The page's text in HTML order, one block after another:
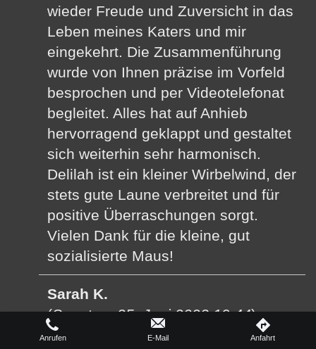
wieder Freude und Zuversicht in das
Leben meines Katers und mir
eingekehrt. Die Zusammenführung
wurde von Ihnen präzise im Vorfeld
besprochen und per Videotelefonat
begleitet. Alles hat auf Anhieb
hervorragend geklappt und gestaltet
sich weiterhin sehr harmonisch.
Delilah ist ein kleiner Wirbelwind, der
stets gute Laune verbreitet und für
positive Überraschungen sorgt.
Vielen Dank für die kleine, gut
sozialisierte Maus!
Sarah K.
(Sonntag, 25. Juni 2023 19:44)
Liebe Familie Reichmann,
Anrufen E-Mail Anfahrt